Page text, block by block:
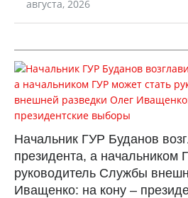
августа, 2026
Начальник ГУР Буданов
президента, а начальником
руководитель Службы
Иващенко: на кону –